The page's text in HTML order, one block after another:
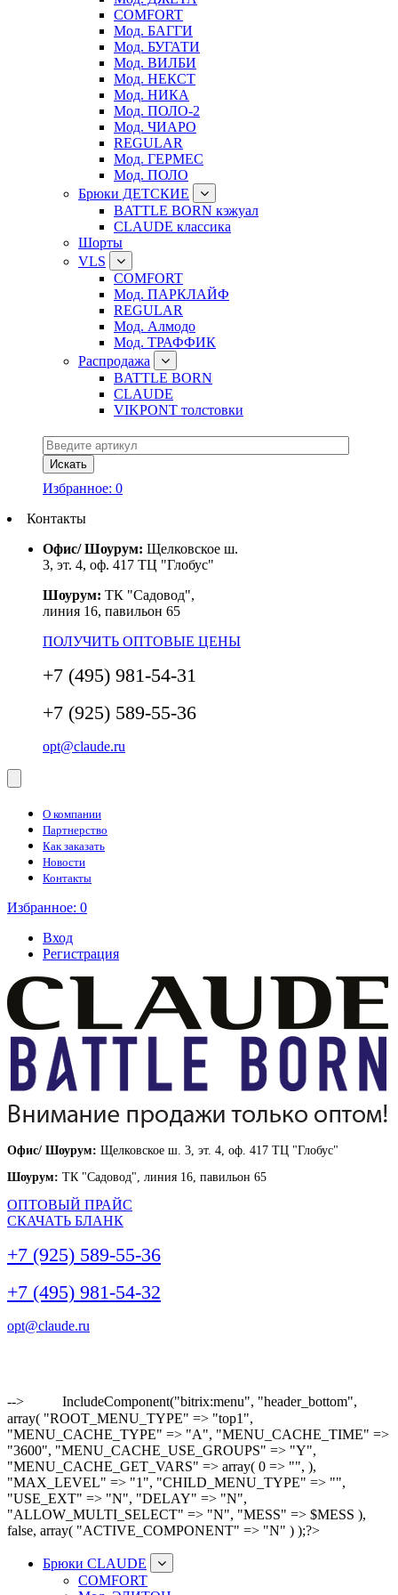
COMFORT
Мод. БАГГИ
Мод. БУГАТИ
Мод. ВИЛБИ
Мод. НЕКСТ
Мод. НИКА
Мод. ПОЛО-2
Мод. ЧИАРО
REGULAR
Мод. ГЕРМЕС
Мод. ПОЛО
Брюки ДЕТСКИЕ
BATTLE BORN кэжуал
CLAUDE классика
Шорты
VLS
COMFORT
Мод. ПАРКЛАЙФ
REGULAR
Мод. Алмодо
Мод. ТРАФФИК
Распродажа
BATTLE BORN
CLAUDE
VIKPONT толстовки
Избранное: 0
Контакты
Офис/ Шоурум: Щелковское ш.
3, эт. 4, оф. 417 ТЦ "Глобус"
Шоурум: ТК "Садовод",
линия 16, павильон 65
ПОЛУЧИТЬ ОПТОВЫЕ ЦЕНЫ
+7 (495) 981-54-31
+7 (925) 589-55-36
opt@claude.ru
О компании
Партнерство
Как заказать
Новости
Контакты
Избранное: 0
Вход
Регистрация
Офис/ Шоурум: Щелковское ш. 3, эт. 4, оф. 417 ТЦ "Глобус"
Шоурум: ТК "Садовод", линия 16, павильон 65
ОПТОВЫЙ ПРАЙС
СКАЧАТЬ БЛАНК
+7 (925) 589-55-36
+7 (495) 981-54-32
opt@claude.ru
-->
IncludeComponent("bitrix:menu", "header_bottom",
array( "ROOT_MENU_TYPE" => "top1",
"MENU_CACHE_TYPE" => "A", "MENU_CACHE_TIME" =>
"3600", "MENU_CACHE_USE_GROUPS" => "Y",
"MENU_CACHE_GET_VARS" => array( 0 => "", ),
"MAX_LEVEL" => "1", "CHILD_MENU_TYPE" => "",
"USE_EXT" => "N", "DELAY" => "N",
"ALLOW_MULTI_SELECT" => "N", "MESS" => $MESS ),
false, array( "ACTIVE_COMPONENT" => "N" ) );?>
Брюки CLAUDE
COMFORT